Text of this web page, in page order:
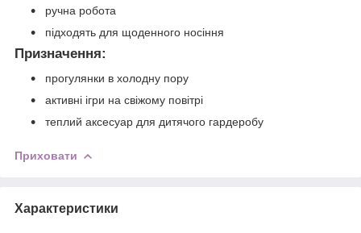
ручна робота
підходять для щоденного носіння
Призначення:
прогулянки в холодну пору
активні ігри на свіжому повітрі
теплий аксесуар для дитячого гардеробу
Приховати
Характеристики